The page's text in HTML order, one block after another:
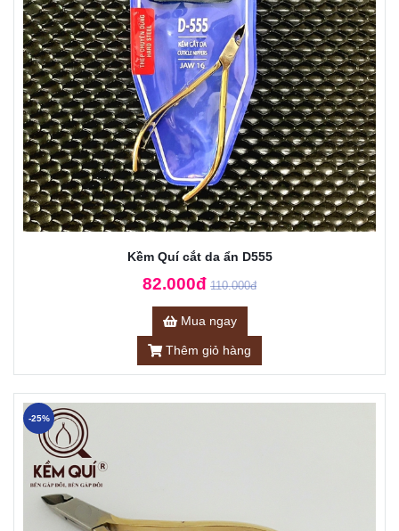
Kềm Quí cắt da ẩn D555
82.000đ 110.000đ
Mua ngay
Thêm giỏ hàng
-25%